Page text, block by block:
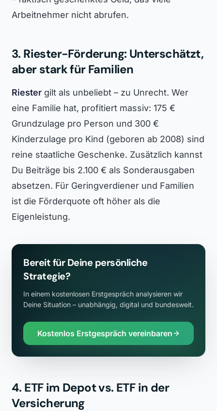
Arbeitnehmer nicht abrufen.
3. Riester-Förderung: Unterschätzt,
aber stark für Familien
Riester gilt als unbeliebt – zu Unrecht. Wer
eine Familie hat, profitiert massiv: 175 €
Grundzulage pro Person und 300 €
Kinderzulage pro Kind (geboren ab 2008) sind
reine staatliche Geschenke. Zusätzlich kannst
Du Beiträge bis 2.100 € als Sonderausgaben
absetzen. Für Geringverdiener und Familien
ist die Förderquote oft höher als die
Eigenleistung.
Bereit für Deine persönliche
Strategie?
In einem kostenlosen Erstgespräch analysieren wir
Deine Situation – unabhängig, digital und bundesweit.
Kostenlos Erstgespräch vereinbaren
4. ETF im Depot vs. ETF in der
Versicherung